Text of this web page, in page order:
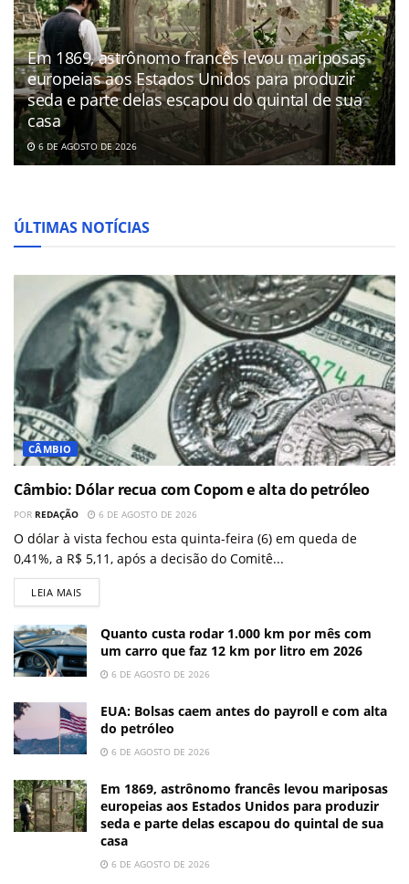
Em 1869, astrônomo francês levou mariposas
europeias aos Estados Unidos para produzir
seda e parte delas escapou do quintal de sua
casa
6 DE AGOSTO DE 2026
ÚLTIMAS NOTÍCIAS
CÂMBIO
Câmbio: Dólar recua com Copom e alta do petróleo
POR REDAÇÃO 6 DE AGOSTO DE 2026
O dólar à vista fechou esta quinta-feira (6) em queda de
0,41%, a R$ 5,11, após a decisão do Comitê...
LEIA MAIS
Quanto custa rodar 1.000 km por mês com
um carro que faz 12 km por litro em 2026
6 DE AGOSTO DE 2026
EUA: Bolsas caem antes do payroll e com alta
do petróleo
6 DE AGOSTO DE 2026
Em 1869, astrônomo francês levou mariposas
europeias aos Estados Unidos para produzir
seda e parte delas escapou do quintal de sua
casa
6 DE AGOSTO DE 2026